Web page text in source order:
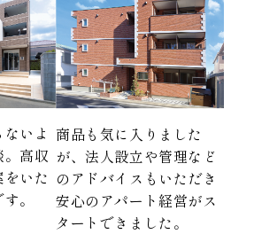
いよ
。高収
いた
。
商品も気に入りました
が、法人設立や管理など
のアドバイスもいただき
安心のアパート経営がス
タートできました。